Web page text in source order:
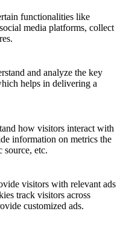
functionalities like
media platforms, collect
and analyze the key
helps in delivering a
how visitors interact with
information on metrics the
source, etc.
visitors with relevant ads
track visitors across
customized ads.